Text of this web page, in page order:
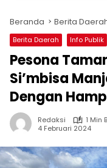
Beranda Berita
Berita Daerah Info Publik
Pesona
Si’mbisa
Dengan
Redaksi
1 Min
4 Februari 2024